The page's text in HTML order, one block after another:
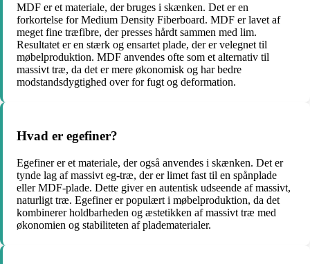
MDF er et materiale, der bruges i skænken. Det er en
forkortelse for Medium Density Fiberboard. MDF er lavet af
meget fine træfibre, der presses hårdt sammen med lim.
Resultatet er en stærk og ensartet plade, der er velegnet til
møbelproduktion. MDF anvendes ofte som et alternativ til
massivt træ, da det er mere økonomisk og har bedre
modstandsdygtighed over for fugt og deformation.
Hvad er egefiner?
Egefiner er et materiale, der også anvendes i skænken. Det er
tynde lag af massivt eg-træ, der er limet fast til en spånplade
eller MDF-plade. Dette giver en autentisk udseende af massivt,
naturligt træ. Egefiner er populært i møbelproduktion, da det
kombinerer holdbarheden og æstetikken af massivt træ med
økonomien og stabiliteten af pladematerialer.